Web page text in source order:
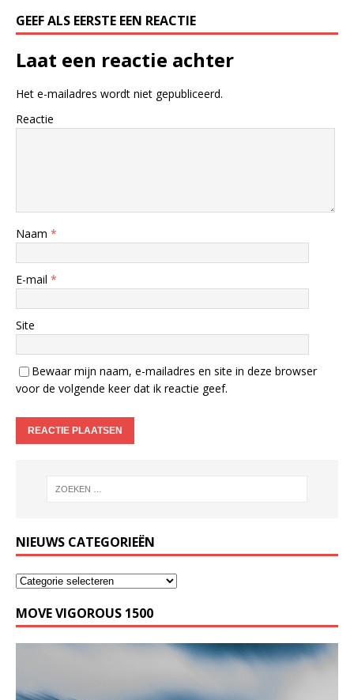
GEEF ALS EERSTE EEN REACTIE
Laat een reactie achter
Het e-mailadres wordt niet gepubliceerd.
Reactie
Naam *
E-mail *
Site
Bewaar mijn naam, e-mailadres en site in deze browser
voor de volgende keer dat ik reactie geef.
NIEUWS CATEGORIEËN
MOVE VIGOROUS 1500